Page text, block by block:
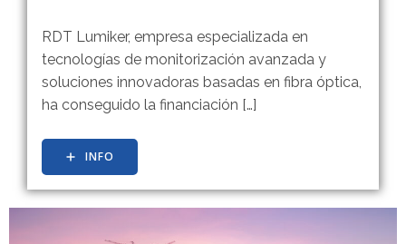
RDT Lumiker, empresa especializada en
tecnologías de monitorización avanzada y
soluciones innovadoras basadas en fibra óptica,
ha conseguido la financiación […]
INFO